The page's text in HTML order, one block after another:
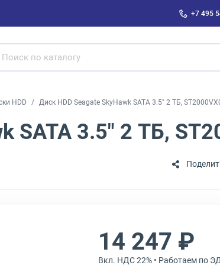
+7 495
HDD Диск HDD Seagate SkyHawk SATA 3.5" 2 ТБ,
SATA 3.5" 2 ТБ,
14 247 ₽
Вкл. НДС 22% • Работаем по